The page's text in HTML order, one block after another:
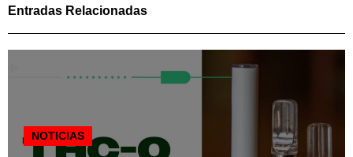
Entradas Relacionadas
NOTICIAS